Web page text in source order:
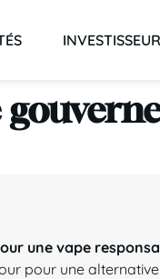
une vape
pour une